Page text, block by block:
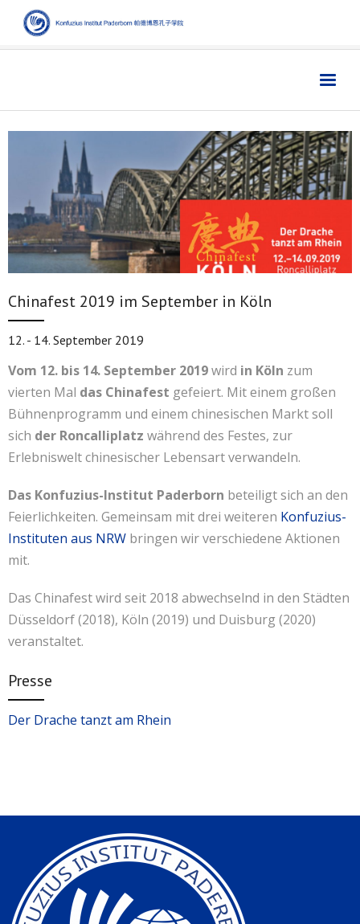
学院
Aktuelles新闻
Sprache语言
Kultur文化
Links链接
Kontakt联系我们
Chinafest 2019 im September in Köln
12. - 14. September 2019
Vom 12. bis 14. September 2019wird in Köln zum
vierten Mal das Chinafest gefeiert. Mit einem großen
Bühnenprogramm und einem chinesischen Markt soll
sich der Roncalliplatz während des Festes, zur
Erlebniswelt chinesischer Lebensart verwandeln.
Das Konfuzius-Institut Paderborn beteiligt sich an den
Feierlichkeiten. Gemeinsam mit drei weiteren Konfuzius-
Instituten aus NRW bringen wir verschiedene Aktionen
mit.
Das Chinafest wird seit 2018 abwechselnd in den Städten
Düsseldorf (2018), Köln (2019) und Duisburg (2020)
veranstaltet.
Presse
Der Drache tanzt am Rhein